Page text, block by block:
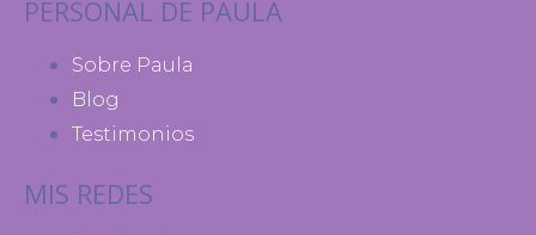
PERSONAL DE PAULA
Sobre Paula
Blog
Testimonios
MIS REDES